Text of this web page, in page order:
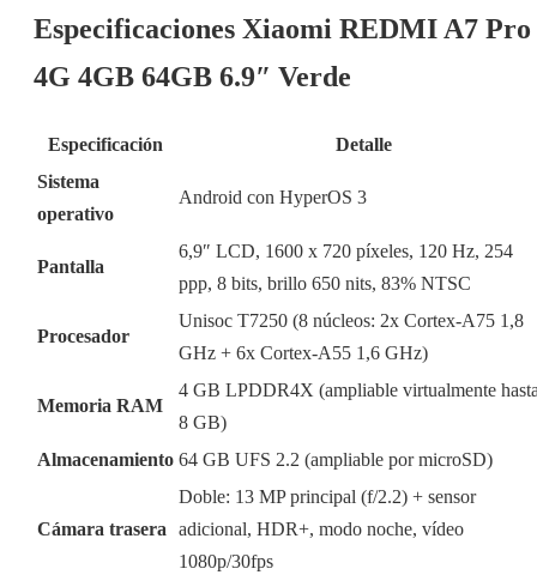
Especificaciones Xiaomi REDMI A7 Pro
4G 4GB 64GB 6.9″ Verde
Especificación
Detalle
Sistema
operativo
Android con HyperOS 3
Pantalla
6,9″ LCD, 1600 x 720 píxeles, 120 Hz, 254
ppp, 8 bits, brillo 650 nits, 83% NTSC
Procesador
Unisoc T7250 (8 núcleos: 2x Cortex-A75 1,8
GHz + 6x Cortex-A55 1,6 GHz)
Memoria RAM
4 GB LPDDR4X (ampliable virtualmente
8 GB)
Almacenamiento 64 GB UFS 2.2 (ampliable por microSD)
Cámara trasera
Doble: 13 MP principal (f/2.2) + sensor
adicional, HDR+, modo noche, vídeo
1080p/30fps